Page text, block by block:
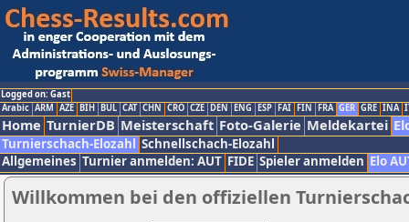
Logged on: Gast
Arabic ARM AZE BIH BUL CAT CHN CRO CZE DEN ENG ESP FAI FIN FRA GER GRE INA
Home TurnierDB Meisterschaft Foto-Galerie Meldekartei
Turnierschach-Elozahl Schnellschach-Elozahl
Allgemeines Turnier anmelden: AUT FIDE Spieler anmelden Elo
Willkommen bei den offiziellen